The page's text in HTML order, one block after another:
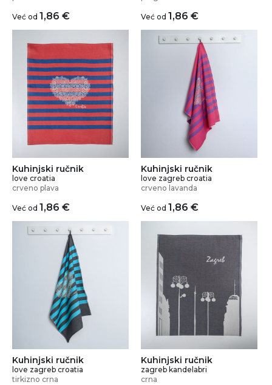
Već od 1,86 € Već od 1,86 €
Kuhinjski ručnik
love croatia
crveno plava
Već od 1,86 €
Kuhinjski ručnik
love zagreb croatia
crveno lavanda
Već od 1,86 €
Kuhinjski ručnik
love zagreb croatia
tirkizno crna
Kuhinjski ručnik
zagreb kandelabri
crna